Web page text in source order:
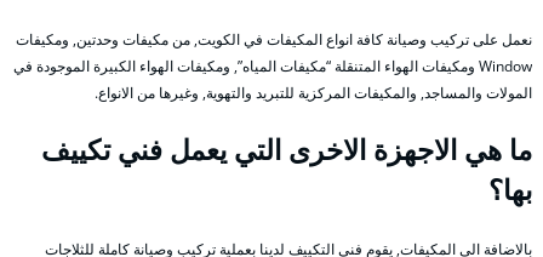
نعمل على تركيب وصيانة كافة انواع المكيفات في الكويت, من مكيفات وحدتين, ومكيفات
Window ومكيفات الهواء المتنقلة “مكيفات المياه”, ومكيفات الهواء الكبيرة الموجودة في
المولات والمساجد, والمكيفات المركزية للتبريد والتهوية, وغيرها من الانواع.
ما هي الاجهزة الاخرى التي يعمل فني تكييف
بها؟
بالاضافة الى المكيفات, يقوم فني التكييف لدينا بعملية تركيب وصيانة كاملة للثلاجات